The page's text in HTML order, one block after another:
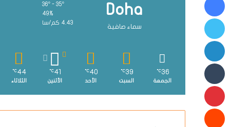
Doha
سماء صافية
36º - 35º
49%
4.43 كم/سا
36
℃
الجمعة
39
℃
السبت
40
℃
الأحد
41
℃
الأثنين
44
℃
الثلاثاء
تويتر
لينكدإن
بينتيريست